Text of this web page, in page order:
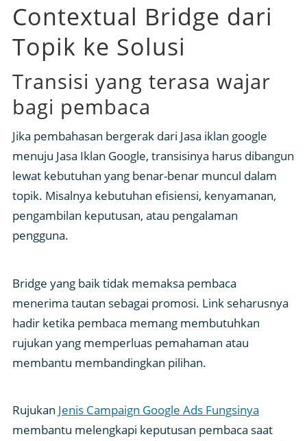
Contextual Bridge dari
Topik ke Solusi
Transisi yang terasa wajar
bagi pembaca
Jika pembahasan bergerak dari Jasa iklan google
menuju Jasa Iklan Google, transisinya harus dibangun
lewat kebutuhan yang benar-benar muncul dalam
topik. Misalnya kebutuhan efisiensi, kenyamanan,
pengambilan keputusan, atau pengalaman
pengguna.
Bridge yang baik tidak memaksa pembaca
menerima tautan sebagai promosi. Link seharusnya
hadir ketika pembaca memang membutuhkan
rujukan yang memperluas pemahaman atau
membantu membandingkan pilihan.
Rujukan Jenis Campaign Google Ads Fungsinya
membantu melengkapi keputusan pembaca saat